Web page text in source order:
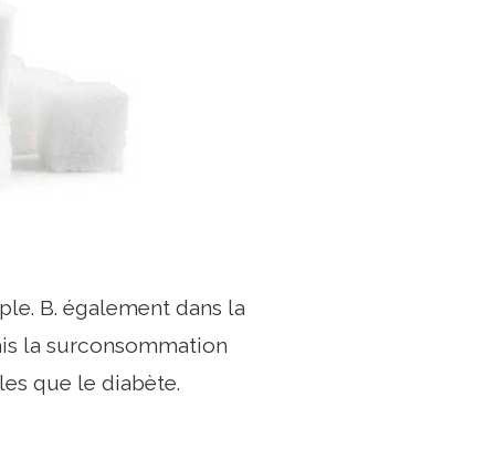
B. également dans la
la surconsommation
que le diabète.